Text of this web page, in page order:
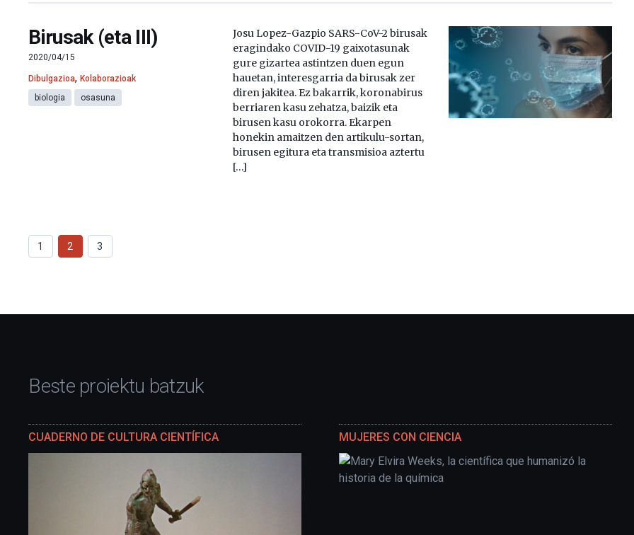
Birusak (eta III)
2020/04/15
Dibulgazioa,Kolaborazioak
biologia
osasuna
Josu Lopez-Gazpio SARS-CoV-2 birusak
eragindako COVID-19 gaixotasunak
gure gizartea astintzen duen egun
hauetan, interesgarria da birusak zer
diren jakitea. Ez bakarrik, koronabirus
berriaren kasu zehatza, baizik eta
birusen kasu orokorra. Ekarpen
honekin amaitzen den artikulu-sortan,
birusen egitura eta transmisioa aztertu
[…]
1 2 3
Beste proiektu batzuk
CUADERNO DE CULTURA CIENTÍFICA MUJERES CON CIENCIA